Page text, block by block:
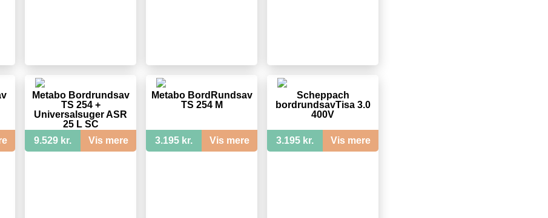
Metabo Bordrundsav
TS 254 +
Universalsuger ASR
25 L SC
9.529 kr.
Vis mere
Metabo BordRundsav
TS 254 M
3.195 kr. Vis mere
Scheppach
bordrundsavTisa 3.0
400V
3.195 kr. Vis mere